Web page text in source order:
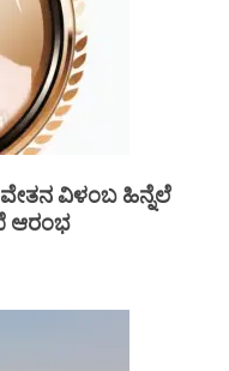
ವಿಳಂಬ ಹಿನ್ನೆಲೆ
ಆರಂಭ